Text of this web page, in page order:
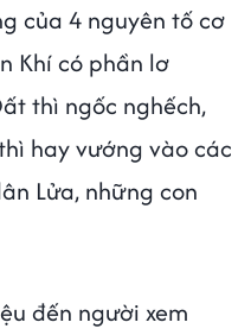
của 4 nguyên tố cơ
Khí có phần lơ
thì ngốc nghếch,
hay vướng vào các
Lửa, những con
đến người xem